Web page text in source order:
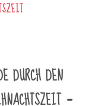
den
–